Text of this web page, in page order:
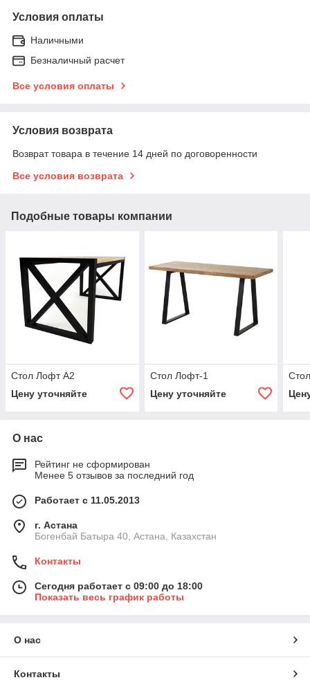
Условия оплаты
Наличными
Безналичный расчет
Все условия оплаты
Условия возврата
Возврат товара в течение 14 дней по договоренности
Все условия возврата
Подобные товары компании
Стол Лофт А2
Цену уточняйте
Стол Лофт-1
Цену уточняйте
О нас
Рейтинг не сформирован
Менее 5 отзывов за последний год
Работает с 11.05.2013
г. Астана
Богенбай Батыра 40, Астана, Казахстан
Контакты
Сегодня работает с 09:00 до 18:00
Показать весь график работы
О нас
Контакты